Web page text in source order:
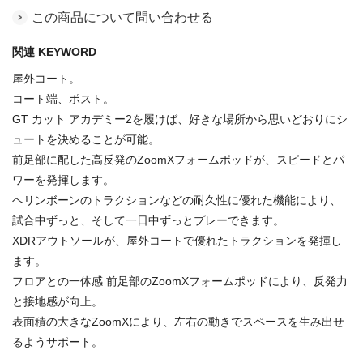
この商品について問い合わせる
関連 KEYWORD
屋外コート。
コート端、ポスト。
GT カット アカデミー2を履けば、好きな場所から思いどおりにシ
ュートを決めることが可能。
前足部に配した高反発のZoomXフォームポッドが、スピードとパ
ワーを発揮します。
ヘリンボーンのトラクションなどの耐久性に優れた機能により、
試合中ずっと、そして一日中ずっとプレーできます。
XDRアウトソールが、屋外コートで優れたトラクションを発揮し
ます。
フロアとの一体感 前足部のZoomXフォームポッドにより、反発力
と接地感が向上。
表面積の大きなZoomXにより、左右の動きでスペースを生み出せ
るようサポート。